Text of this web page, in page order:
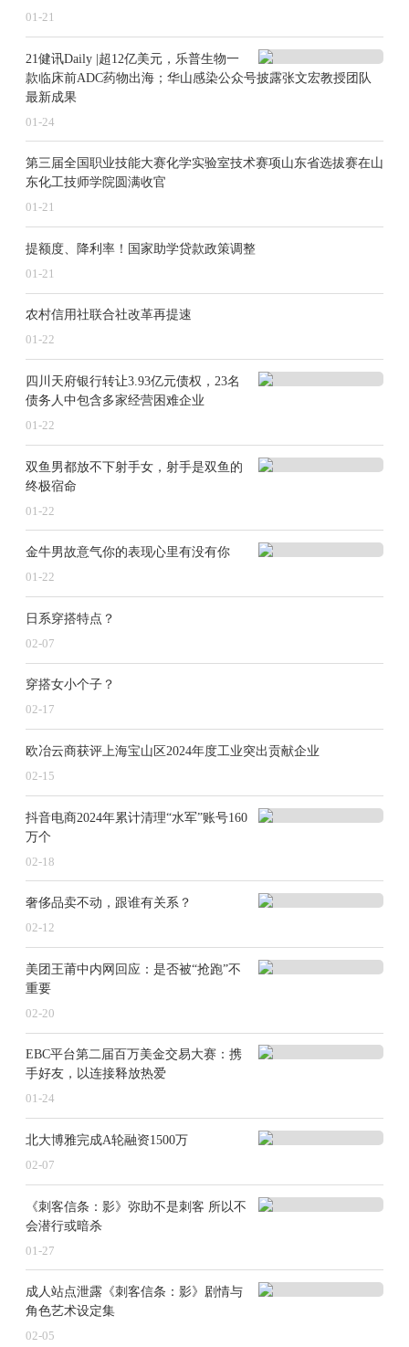
01-21
21健讯Daily |超12亿美元，乐普生物一
款临床前ADC药物出海；华山感染公众号披露张文宏教授团队
最新成果
01-24
第三届全国职业技能大赛化学实验室技术赛项山东省选拔赛在山
东化工技师学院圆满收官
01-21
提额度、降利率！国家助学贷款政策调整
01-21
农村信用社联合社改革再提速
01-22
四川天府银行转让3.93亿元债权，23名
债务人中包含多家经营困难企业
01-22
双鱼男都放不下射手女，射手是双鱼的
终极宿命
01-22
金牛男故意气你的表现心里有没有你
01-22
日系穿搭特点？
02-07
穿搭女小个子？
02-17
欧冶云商获评上海宝山区2024年度工业突出贡献企业
02-15
抖音电商2024年累计清理“水军”账号160
万个
02-18
奢侈品卖不动，跟谁有关系？
02-12
美团王莆中内网回应：是否被“抢跑”不
重要
02-20
EBC平台第二届百万美金交易大赛：携
手好友，以连接释放热爱
01-24
北大博雅完成A轮融资1500万
02-07
《刺客信条：影》弥助不是刺客 所以不
会潜行或暗杀
01-27
成人站点泄露《刺客信条：影》剧情与
角色艺术设定集
02-05